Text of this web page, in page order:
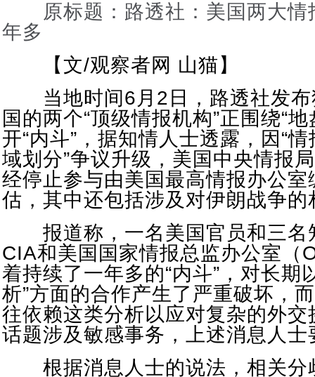
原标题：路透社：美国两大情
年多
【文/观察者网 山猫】
当地时间6月2日，路透社发布
国的两个“顶级情报机构”正围绕“
开“内斗”，据知情人士透露，因“
域划分”争议升级，美国中央情报
经停止参与由美国最高情报办公室
估，其中还包括涉及对伊朗战争的
报道称，一名美国官员和三名
CIA和美国国家情报总监办公室（
着持续了一年多的“内斗”，对长期
析”方面的合作产生了严重破坏，
往依赖这类分析以应对复杂的外
话题涉及敏感事务，上述消息人士
根据消息人士的说法，相关分